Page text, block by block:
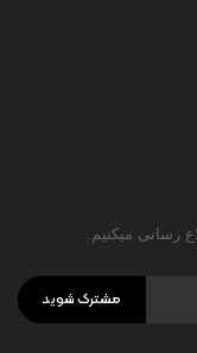
رسانی میکنیم.
مشترک شوید